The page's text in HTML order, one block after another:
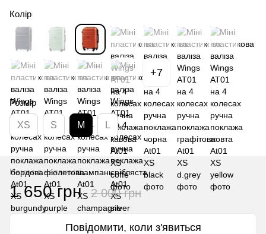
Колір
+7
Розмір
XS S M L
Немає в наявності
1 650 грн 2 000 грн
Повідомити, коли з'явиться